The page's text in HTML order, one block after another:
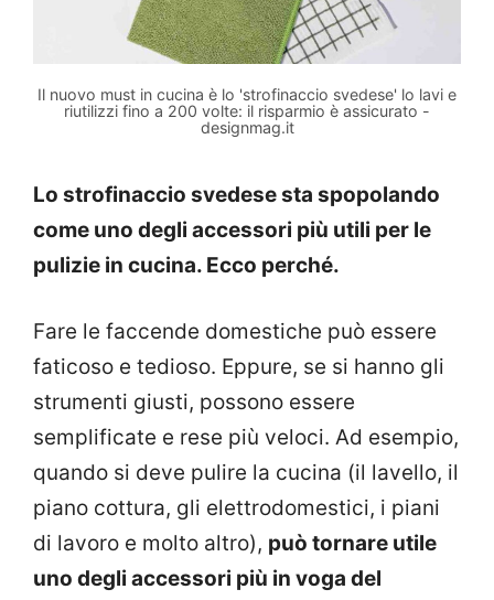
Il nuovo must in cucina è lo 'strofinaccio svedese' lo lavi e
riutilizzi fino a 200 volte: il risparmio è assicurato -
designmag.it
Lo strofinaccio svedese sta spopolando
come uno degli accessori più utili per le
pulizie in cucina. Ecco perché.
Fare le faccende domestiche può essere
faticoso e tedioso. Eppure, se si hanno gli
strumenti giusti, possono essere
semplificate e rese più veloci. Ad esempio,
quando si deve pulire la cucina (il lavello, il
piano cottura, gli elettrodomestici, i piani
di lavoro e molto altro), può tornare utile
uno degli accessori più in voga del